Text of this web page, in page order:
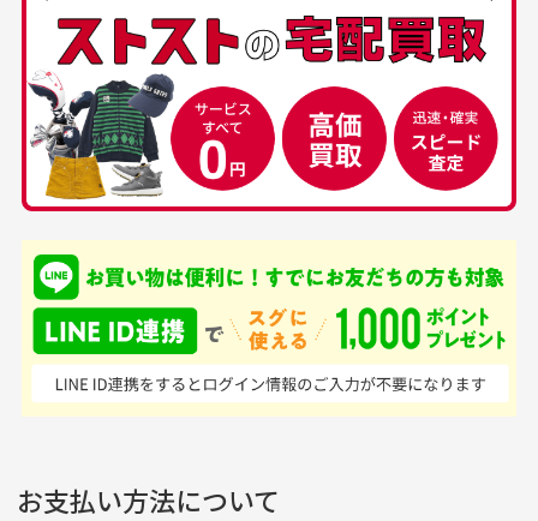
30代男性
中古ゴルフウェアの
品揃えがすごい
て、ここまでゴルフブラ
ンドの取り扱いがあるの
はすごい。 毎日たくさ
んの商品がアップされて
いるので新作チェックす
50代男性
安心して中古ウェア
を買えるお店です
ており商品を大切にして
いる感が伝わってきまし
た 「フロント部分に汚
れあり」と記載ありまし
下さい。
お気に入り機能をご利用下さい。
経年劣化について
当店では商品の管理には細心の注意を払っておりま
すが、経年により素材の劣化やパーツの強度低下が
生じている場合がございます。
銀行振込（前払い）
入金確認後商品発送となります。
※土曜、日曜、祝日は入金確認及び発送業務は致しておりま
せん。
尚、お振込み手数料はお客様ご負担となります。入金確認後
商品発送となります。
ご注文頂いてから7日以内をお振込み期限とさせ
りますのでご了承くださいませ。
申し込まれた商品と届いた商品が異なっている場合
商品説明に記載されていない汚れやダメージがある商品
の場合
お支払い方法について